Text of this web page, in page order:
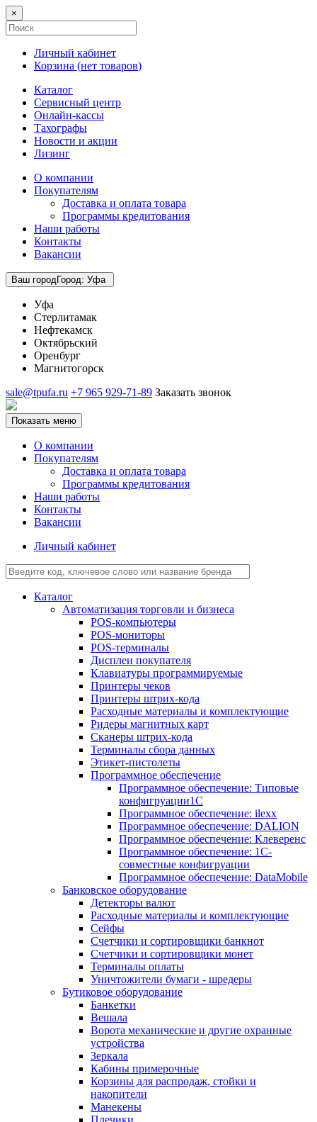
×
Личный кабинет
Корзина (нет товаров)
Каталог
Сервисный центр
Онлайн-кассы
Тахографы
Новости и акции
Лизинг
О компании
Покупателям
Доставка и оплата товара
Программы кредитования
Наши работы
Контакты
Вакансии
Ваш городГород: Уфа
Уфа
Стерлитамак
Нефтекамск
Октябрьский
Оренбург
Магнитогорск
sale@tpufa.ru +7 965 929-71-89 Заказать звонок
Показать меню
О компании
Покупателям
Доставка и оплата товара
Программы кредитования
Наши работы
Контакты
Вакансии
Личный кабинет
Каталог
Автоматизация торговли и бизнеса
POS-компьютеры
POS-мониторы
POS-терминалы
Дисплеи покупателя
Клавиатуры программируемые
Принтеры чеков
Принтеры штрих-кода
Расходные материалы и комплектующие
Ридеры магнитных карт
Сканеры штрих-кода
Терминалы сбора данных
Этикет-пистолеты
Программное обеспечение
Программное обеспечение: Типовые
конфигруации1С
Программное обеспечение: ilexx
Программное обеспечение: DALION
Программное обеспечение: Клеверенс
Программное обеспечение: 1С-
совместные конфигруации
Программное обеспечение: DataMobile
Банковское оборудование
Детекторы валют
Расходные материалы и комплектующие
Сейфы
Счетчики и сортировщики банкнот
Счетчики и сортировщики монет
Терминалы оплаты
Уничтожители бумаги - шредеры
Бутиковое оборудование
Банкетки
Вешала
Ворота механические и другие охранные
устройства
Зеркала
Кабины примерочные
Корзины для распродаж, стойки и
накопители
Манекены
Плечики